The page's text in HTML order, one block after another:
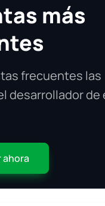
más
frecuentes las
desarrollador de
ahora